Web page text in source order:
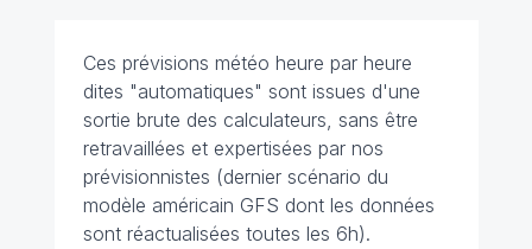
Ces prévisions météo heure par heure
dites "automatiques" sont issues d'une
sortie brute des calculateurs, sans être
retravaillées et expertisées par nos
prévisionnistes (dernier scénario du
modèle américain GFS dont les données
sont réactualisées toutes les 6h).